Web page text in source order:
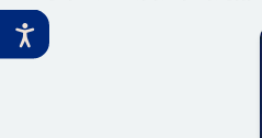
تاریخ و فلسفه اسلامی، در اندیشگاه
ایران برگزار می‌شود.